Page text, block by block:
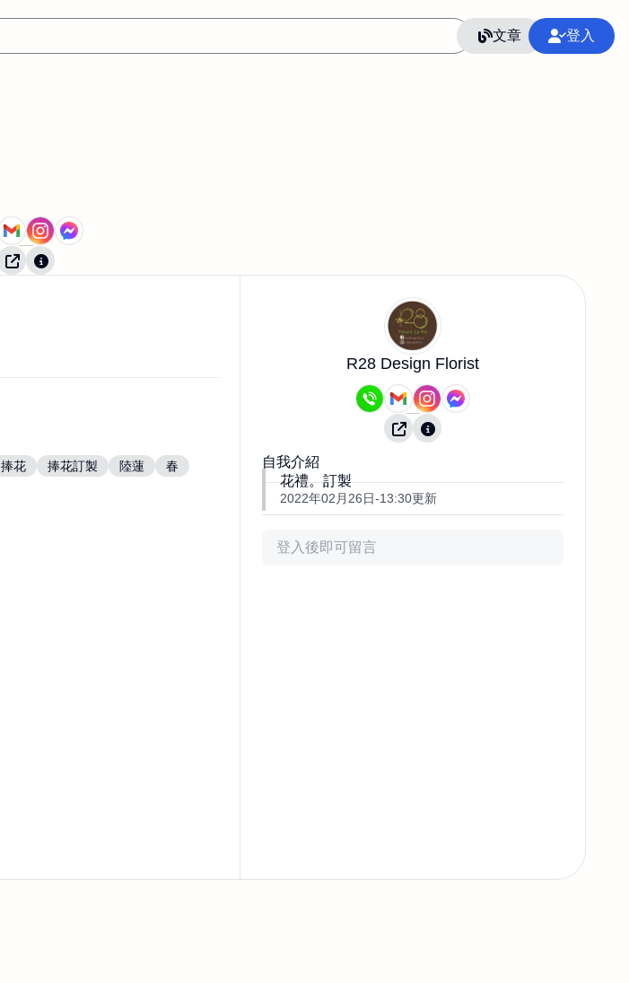
文章 登入
捧花 捧花訂製 陸蓮
春
R28 Design Florist
自我介紹
花禮。訂製
2022年02月26日-13:30更新